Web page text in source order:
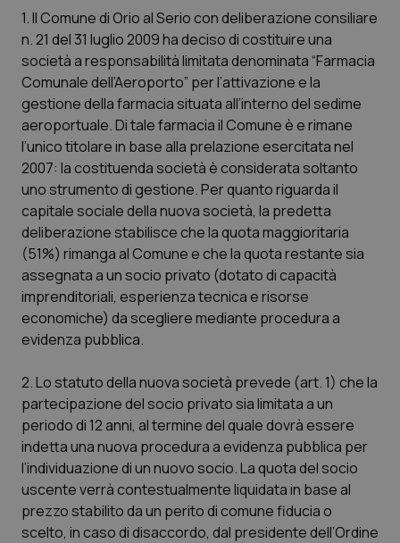
Puglia
Sardegna
Sicilia
Toscana
Umbria
Valle D’Aosta
Veneto
Malattie rare
Malattia di Crohn & Rettocolite Ulcerosa
Neuroscienze & patologie neurodegenerative
Obesità
Oftalmologia
Oncodermatologia
Oncoematologia
Oncologia & Nutrizione
Psoriasi & pelle
Quotidiano Cardiologia
Quotidiano Chirurgia
Quotidiano Oncologia
1. Il Comune di Orio al Serio con deliberazione consiliare
n. 21 del 31 luglio 2009 ha deciso di costituire una
società a responsabilità limitata denominata “Farmacia
Comunale dell’Aeroporto” per l’attivazione e la
gestione della farmacia situata all’interno del sedime
aeroportuale. Di tale farmacia il Comune è e rimane
l’unico titolare in base alla prelazione esercitata nel
2007: la costituenda società è considerata soltanto
uno strumento di gestione. Per quanto riguarda il
capitale sociale della nuova società, la predetta
deliberazione stabilisce che la quota maggioritaria
(51%) rimanga al Comune e che la quota restante sia
assegnata a un socio privato (dotato di capacità
imprenditoriali, esperienza tecnica e risorse
economiche) da scegliere mediante procedura a
evidenza pubblica.
2. Lo statuto della nuova società prevede (art. 1) che la
partecipazione del socio privato sia limitata a un
periodo di 12 anni, al termine del quale dovrà essere
indetta una nuova procedura a evidenza pubblica per
l’individuazione di un nuovo socio. La quota del socio
uscente verrà contestualmente liquidata in base al
prezzo stabilito da un perito di comune fiducia o
scelto, in caso di disaccordo, dal presidente dell’Ordine